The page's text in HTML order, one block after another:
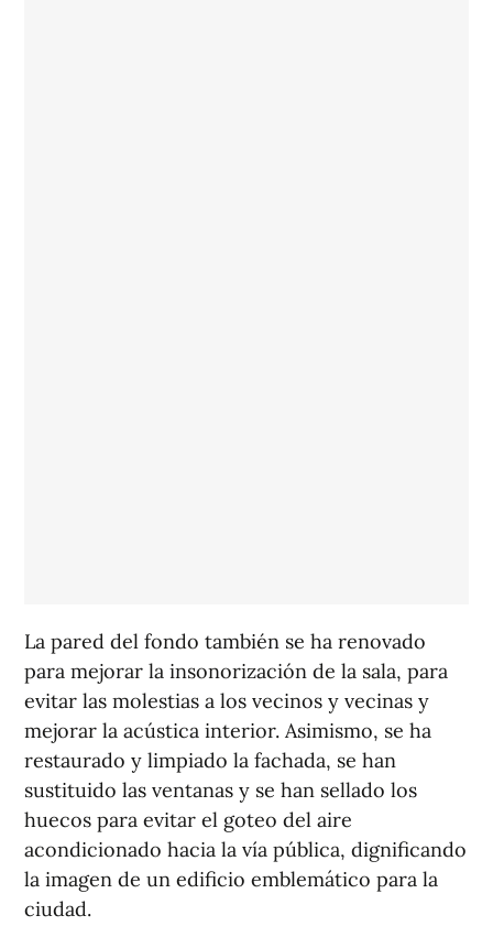
La pared del fondo también se ha renovado
para mejorar la insonorización de la sala, para
evitar las molestias a los vecinos y vecinas y
mejorar la acústica interior. Asimismo, se ha
restaurado y limpiado la fachada, se han
sustituido las ventanas y se han sellado los
huecos para evitar el goteo del aire
acondicionado hacia la vía pública, dignificando
la imagen de un edificio emblemático para la
ciudad.